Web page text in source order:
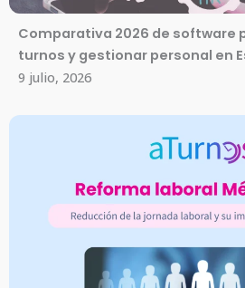
Comparativa 2026 de software
turnos y gestionar personal en
9 julio, 2026